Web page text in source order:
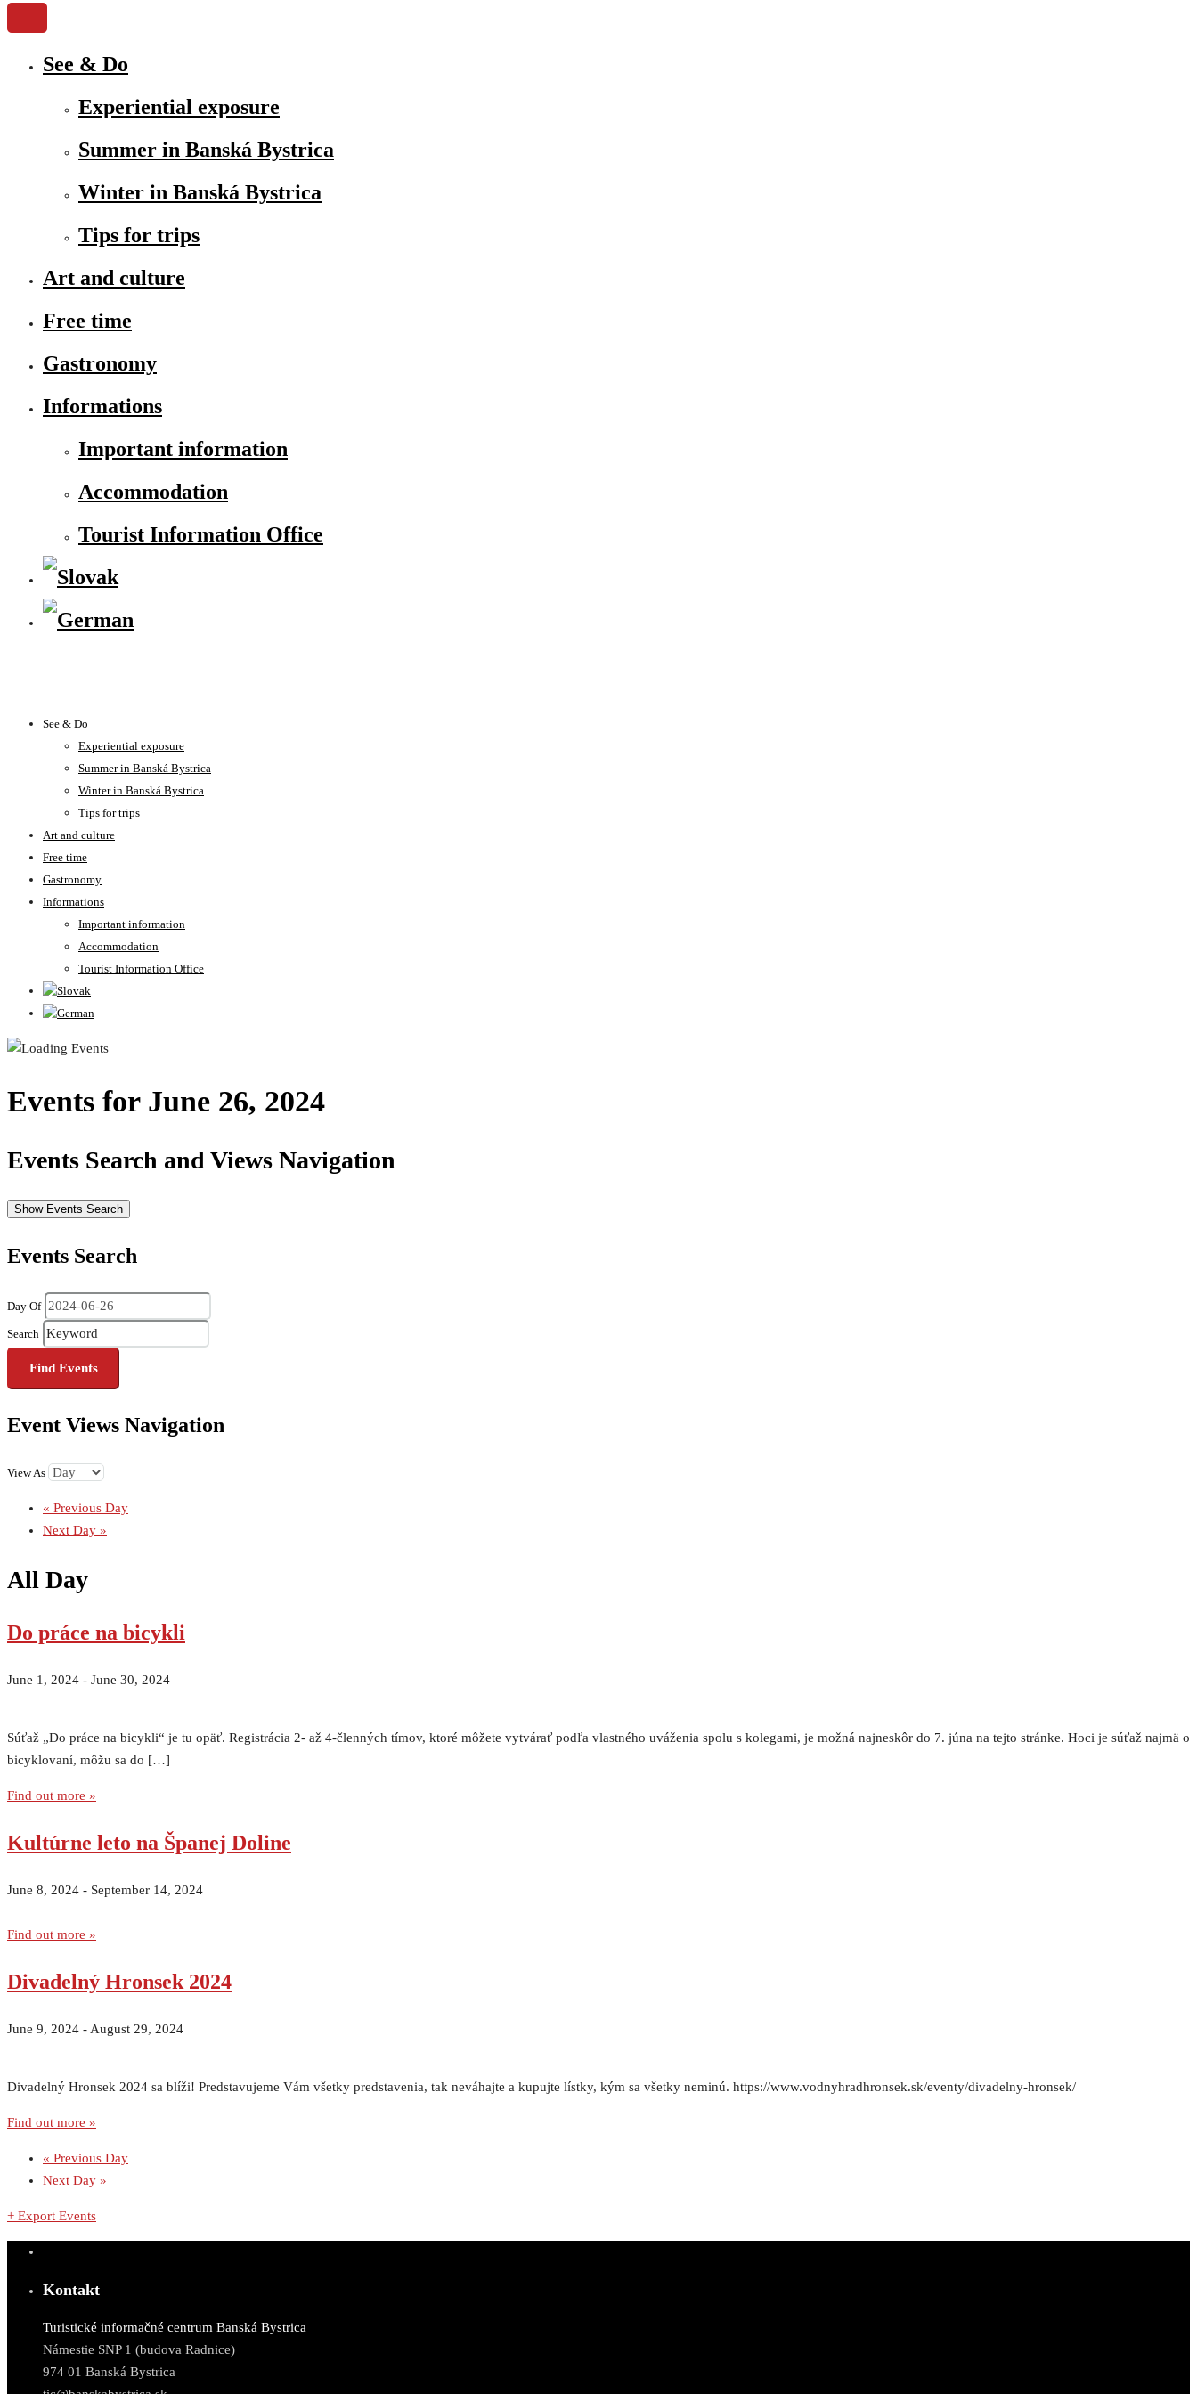
See & Do
Experiential exposure
Summer in Banská Bystrica
Winter in Banská Bystrica
Tips for trips
Art and culture
Free time
Gastronomy
Informations
Important information
Accommodation
Tourist Information Office
See & Do
Experiential exposure
Summer in Banská Bystrica
Winter in Banská Bystrica
Tips for trips
Art and culture
Free time
Gastronomy
Informations
Important information
Accommodation
Tourist Information Office
Events for June 26, 2024
Events Search and Views Navigation
Show Events Search
Events Search
Day Of
Search
Event Views Navigation
View As
« Previous Day
Next Day »
All Day
Do práce na bicykli
June 1, 2024 - June 30, 2024
Súťaž „Do práce na bicykli“ je tu opäť. Registrácia 2- až 4-členných tímov, ktoré môžete vytvárať podľa vlastného uváženia spolu s kolegami, je možná najneskôr do 7. júna na tejto stránke. Hoci je súťaž najmä o
bicyklovaní, môžu sa do […]
Find out more »
Kultúrne leto na Španej Doline
June 8, 2024 - September 14, 2024
Find out more »
Divadelný Hronsek 2024
June 9, 2024 -August 29, 2024
Divadelný Hronsek 2024 sa blíži! Predstavujeme Vám všetky predstavenia, tak neváhajte a kupujte lístky, kým sa všetky neminú. https://www.vodnyhradhronsek.sk/eventy/divadelny-hronsek/
Find out more »
« Previous Day
Next Day »
+ Export Events
Kontakt
Turistické informačné centrum Banská Bystrica
Námestie SNP 1 (budova Radnice)
974 01 Banská Bystrica